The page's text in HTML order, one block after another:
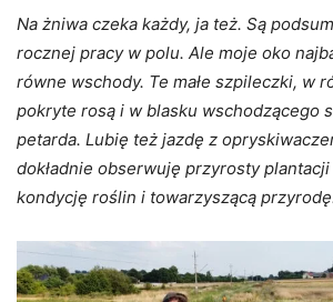
Na żniwa czeka każdy, ja też. Są
rocznej pracy w polu. Ale moje oko
równe wschody. Te małe szpileczki, w
pokryte rosą i w blasku wschodzącego
petarda. Lubię też jazdę z
dokładnie obserwuję przyrosty
kondycję roślin i towarzyszącą